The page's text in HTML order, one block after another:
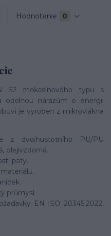
Hodnotenie 0
S2 mokasínového typu s
odolnou nárazům o energii
je vyroben z mikrovlákna
z dvojhustotního PU/PU
olejivzdorná.
paty.
průmysl.
EN ISO 20345:2022,